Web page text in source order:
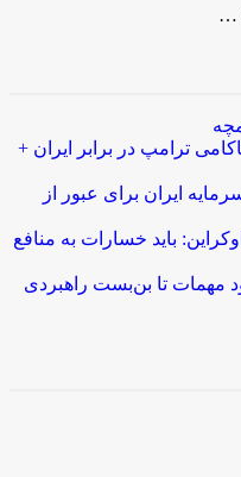
ترامپ در برابر ایران +
ایران برای عبور از
باید خسارات به منافع
مهمات تا بن‌بست راهبردی